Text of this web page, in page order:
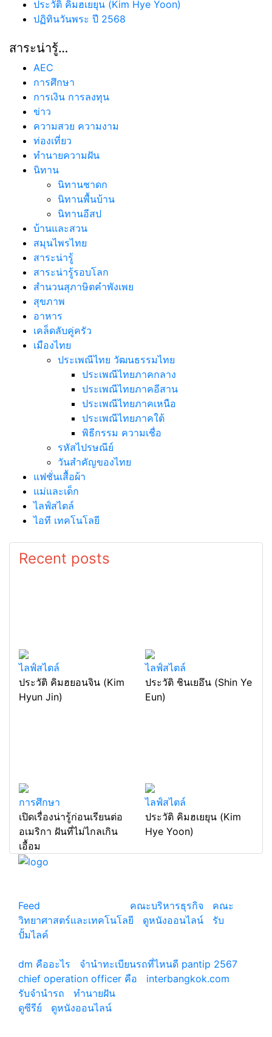
ประวัติ คิมฮเยยุน (Kim Hye Yoon)
ปฏิทินวันพระ ปี 2568
สาระน่ารู้…
AEC
การศึกษา
การเงิน การลงทุน
ข่าว
ความสวย ความงาม
ท่องเที่ยว
ทํานายความฝัน
นิทาน
นิทานชาดก
นิทานพื้นบ้าน
นิทานอีสป
บ้านและสวน
สมุนไพรไทย
สาระน่ารู้
สาระน่ารู้รอบโลก
สำนวนสุภาษิตคำพังเพย
สุขภาพ
อาหาร
เคล็ดลับคู่ครัว
เมืองไทย
ประเพณีไทย วัฒนธรรมไทย
ประเพณีไทยภาคกลาง
ประเพณีไทยภาคอีสาน
ประเพณีไทยภาคเหนือ
ประเพณีไทยภาคใต้
พิธีกรรม ความเชื่อ
รหัสไปรษณีย์
วันสำคัญของไทย
แฟชั่นเสื้อผ้า
แม่และเด็ก
ไลฟ์สไตล์
ไอที เทคโนโลยี
Recent posts
ไลฟ์สไตล์
ประวัติ คิมฮยอนจิน (Kim
Hyun Jin)
ไลฟ์สไตล์
ประวัติ ชินเยอึน (Shin Ye
Eun)
การศึกษา
เปิดเรื่องน่ารู้ก่อนเรียนต่อ
อเมริกา ฝันที่ไม่ไกลเกิน
เอื้อม
ไลฟ์สไตล์
ประวัติ คิมฮเยยุน (Kim
Hye Yoon)
Feed
คณะบริหารธุรกิจ
คณะ
วิทยาศาสตร์และเทคโนโลยี
ดูหนังออนไลน์
รับ
ปั้มไลค์
dm คืออะไร
จํานําทะเบียนรถที่ไหนดี pantip 2567
chief operation officer คือ
interbangkok.com
รับจํานํารถ
ทํานายฝัน
ดูซีรีย์
ดูหนังออนไลน์